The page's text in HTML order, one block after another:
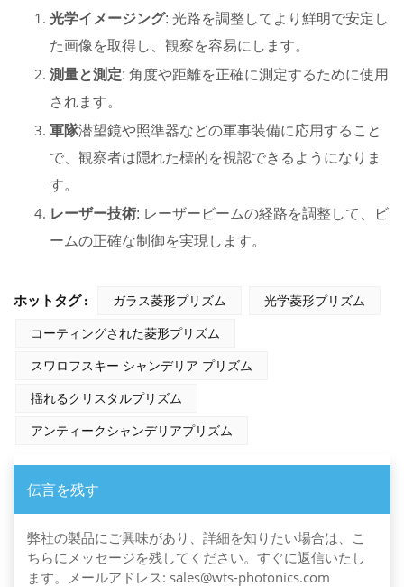
光学イメージング: 光路を調整してより鮮明で安定し
た画像を取得し、観察を容易にします。
測量と測定: 角度や距離を正確に測定するために使用
されます。
軍隊潜望鏡や照準器などの軍事装備に応用すること
で、観察者は隠れた標的を視認できるようになりま
す。
レーザー技術: レーザービームの経路を調整して、ビ
ームの正確な制御を実現します。
ホットタグ : ガラス菱形プリズム
光学菱形プリズム
コーティングされた菱形プリズム
スワロフスキー シャンデリア プリズム
揺れるクリスタルプリズム
アンティークシャンデリアプリズム
伝言を残す
弊社の製品にご興味があり、詳細を知りたい場合は、こ
ちらにメッセージを残してください。すぐに返信いたし
ます。メールアドレス: sales@wts-photonics.com